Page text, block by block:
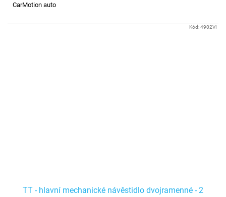
CarMotion auto
TT - hlavní mechanické návěstidlo dvojramenné - 2
Kód:4902VI